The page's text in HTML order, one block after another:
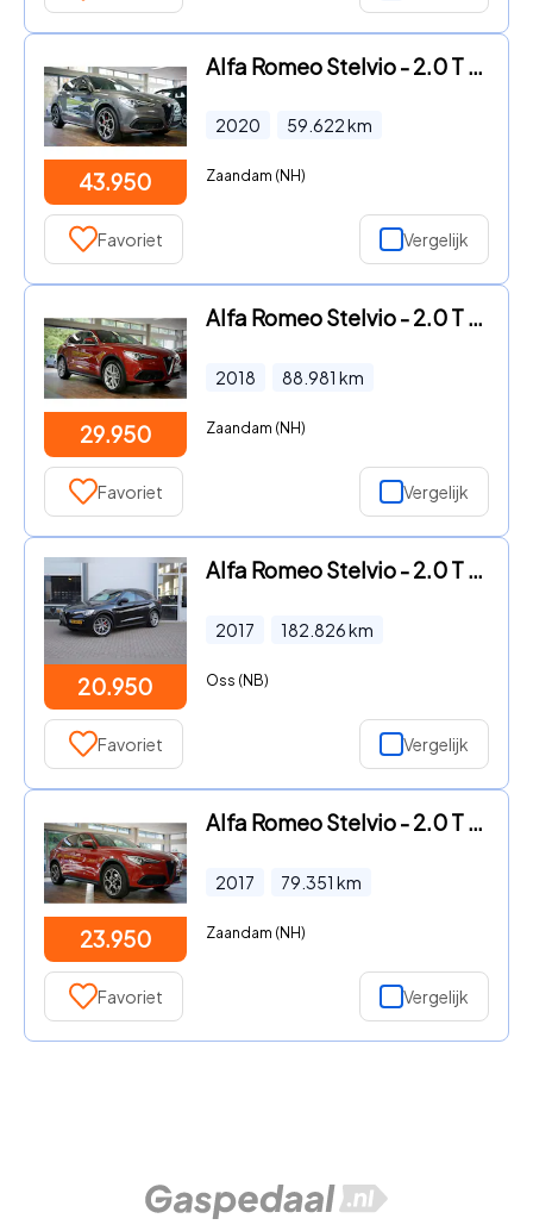
43.950
Alfa Romeo Stelvio - 2.0 T AWD Veloce | 20 inch | 12 maanden BOVAG | 280 pk |
2020 59.622km
Zaandam (NH)
Favoriet Vergelijk
29.950
Alfa Romeo Stelvio - 2.0 T AWD 280 pk | 20 inch | Flippers | Sound pack |
2018 88.981 km
Zaandam (NH)
Favoriet Vergelijk
20.950
Alfa Romeo Stelvio - 2.0 T AWD SUPER/ORIG.NL/PAN.DAK/HARMANK./ AD.CRUISE/STOEL /S
2017 182.826km
Oss (NB)
Favoriet Vergelijk
23.950
Alfa Romeo Stelvio - 2.0 T AWD Super | Flippers | 20 inch | 12 maanden Bovag |
2017 79.351 km
Zaandam (NH)
Favoriet Vergelijk